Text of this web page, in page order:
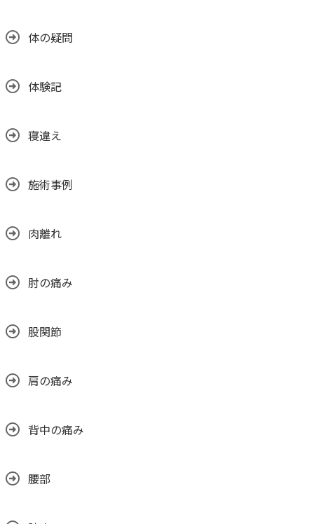
体の疑問
体験記
寝違え
施術事例
肉離れ
肘の痛み
股関節
肩の痛み
背中の痛み
腰部